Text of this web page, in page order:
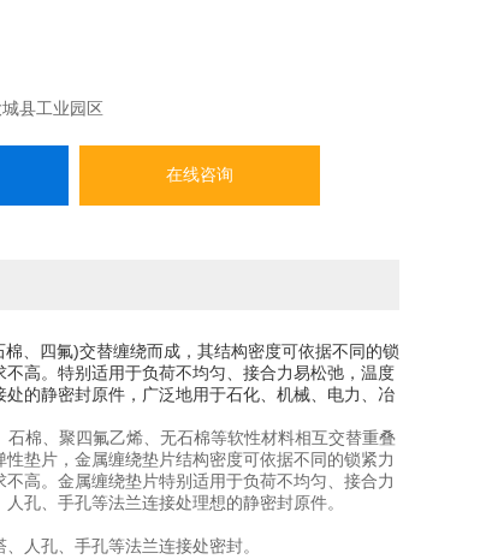
县工业园区
在线咨询
棉、四氟)交替缠绕而成，其结构密度可依据不同的锁
高。特别适用于负荷不均匀、接合力易松弛，温度
的静密封原件，广泛地用于石化、机械、电力、冶
棉、聚四氟乙烯、无石棉等软性材料相互交替重叠
垫片，金属缠绕垫片结构密度可依据不同的锁紧力
高。金属缠绕垫片特别适用于负荷不均匀、接合力
孔、手孔等法兰连接处理想的静密封原件。
人孔、手孔等法兰连接处密封。